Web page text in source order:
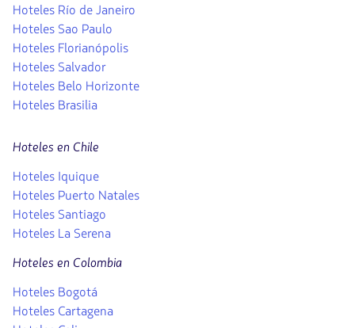
Hoteles Río de Janeiro
Hoteles Sao Paulo
Hoteles Florianópolis
Hoteles Salvador
Hoteles Belo Horizonte
Hoteles Brasilia
Hoteles en Chile
Hoteles Iquique
Hoteles Puerto Natales
Hoteles Santiago
Hoteles La Serena
Hoteles en Colombia
Hoteles Bogotá
Hoteles Cartagena